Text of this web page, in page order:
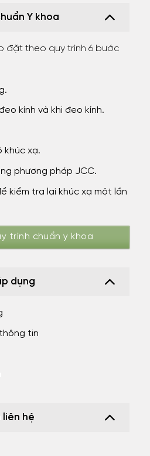
Y khoa
đặt theo quy trình 6 bước
kính và khi đeo kính.
khúc xạ.
phương pháp JCC.
kiểm tra lại khúc xạ một lần
trình chuẩn y khoa
dụng
tin
liên hệ